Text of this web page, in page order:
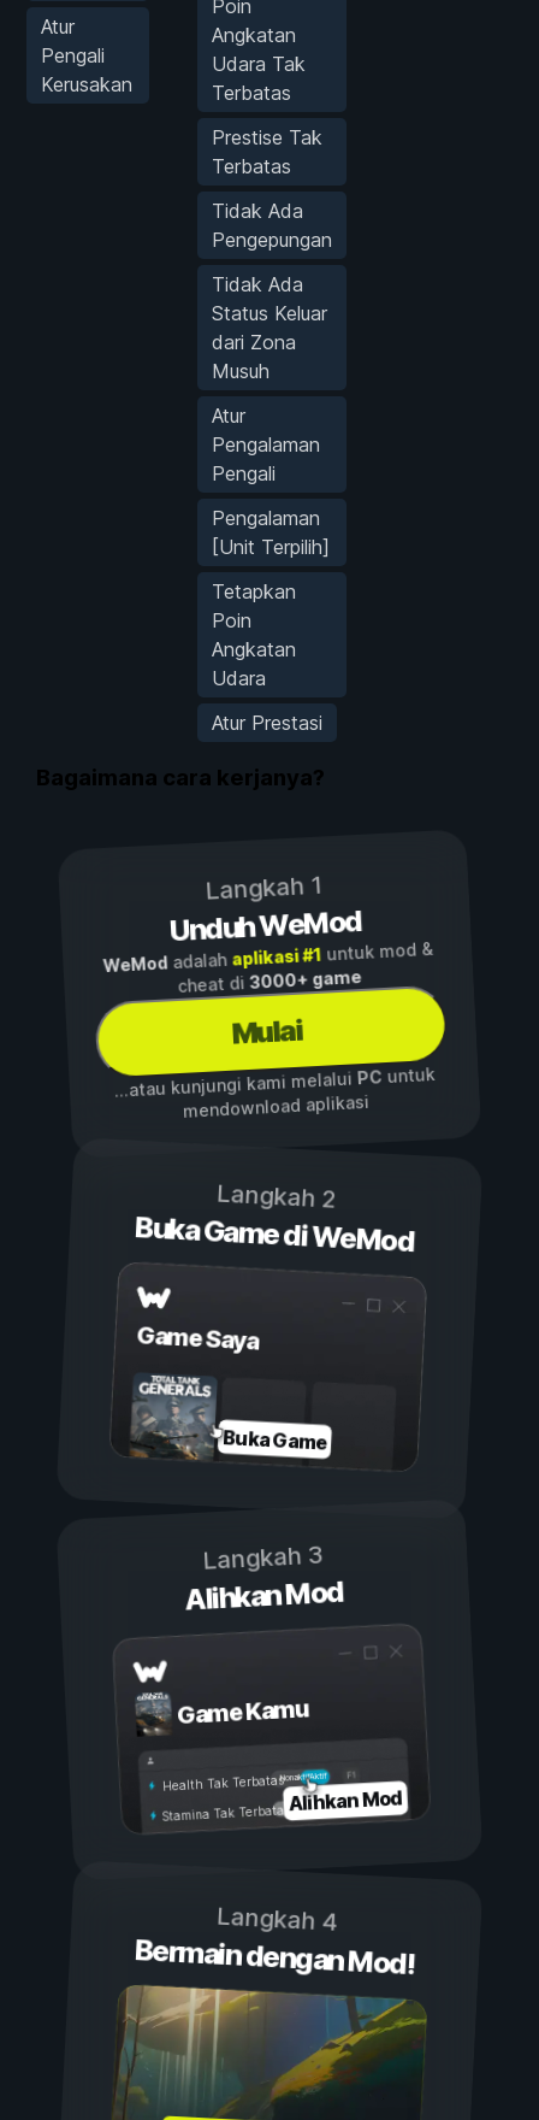
Atur
Pengali
Kerusakan
Poin
Angkatan
Udara Tak
Terbatas
Prestise Tak
Terbatas
Tidak Ada
Pengepungan
Tidak Ada
Status Keluar
dari Zona
Musuh
Atur
Pengalaman
Pengali
Pengalaman
[Unit Terpilih]
Tetapkan
Poin
Angkatan
Udara
Atur Prestasi
Bagaimana cara kerjanya?
Langkah 1
Unduh WeMod
WeModadalah aplikasi #1untuk mod &
cheat di3000+ game
Mulai
...atau kunjungi kami melalui PCuntuk
mendownload aplikasi
Langkah 2
Buka Game di WeMod
Game Saya
Buka Game
Langkah 3
Alihkan Mod
Game Kamu
Aktif
Nonaktif
Health Tak Terbatas
Stamina Tak TerbatasAlihkan Mod
Langkah 4
Bermain dengan Mod!